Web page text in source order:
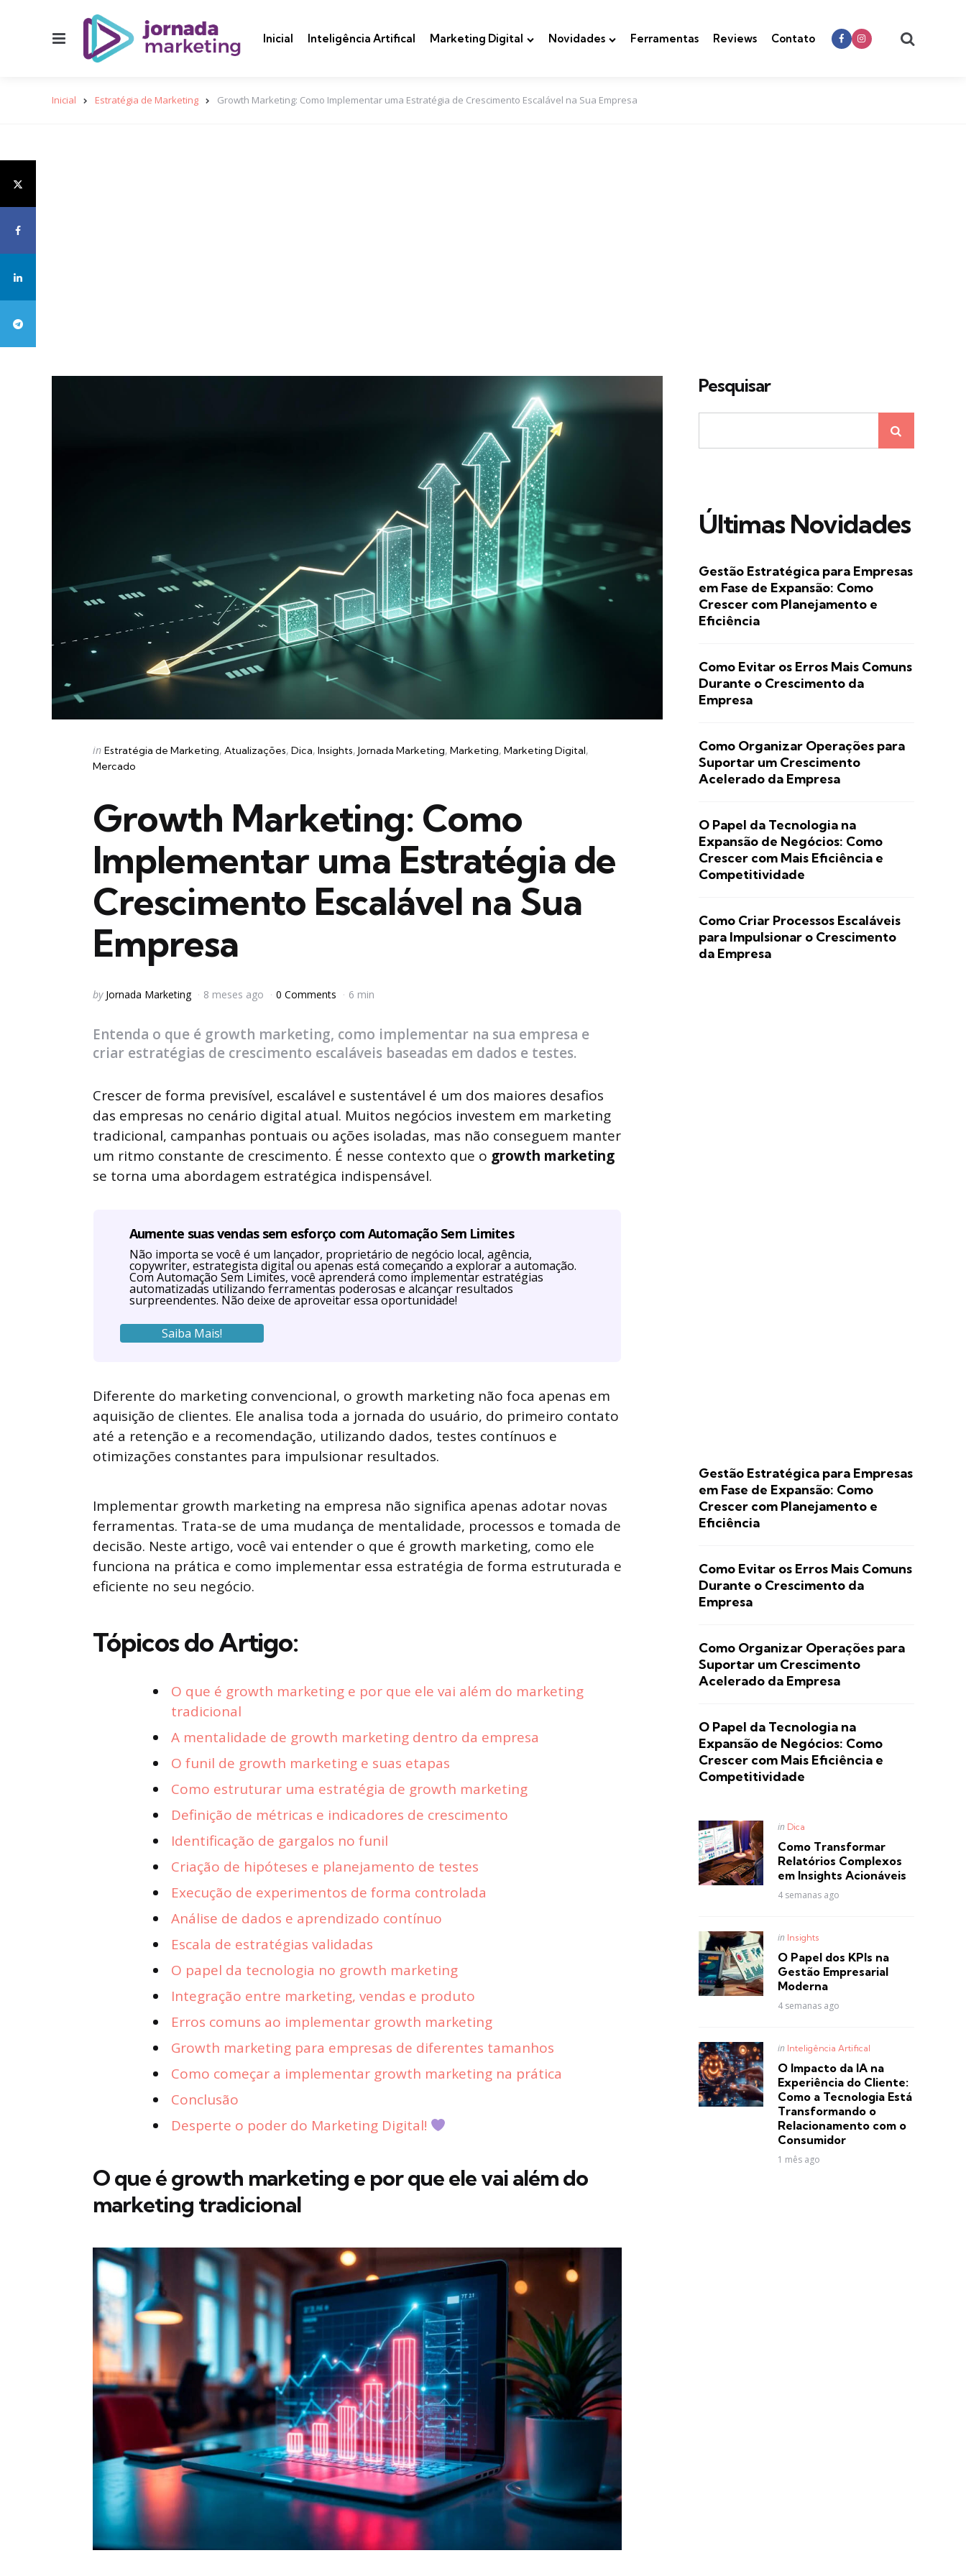
Inicial Inteligência Artifical Marketing Digital Novidades Ferramentas Reviews Contato
Inicial Estratégia de Marketing Growth Marketing: Como Implementar uma Estratégia de Crescimento Escalável na Sua Empresa
Categories
Posted
in
in Estratégia de Marketing Atualizações Dica Insights Jornada Marketing Marketing Marketing Digital
Mercado
Growth Marketing: Como
Implementar uma Estratégia de
Crescimento Escalável na Sua
Empresa
Posted
by Jornada Marketing 8 meses ago 0 Comments 6 min
Entenda o que é growth marketing, como implementar na sua empresa e
criar estratégias de crescimento escaláveis baseadas em dados e testes.
Crescer de forma previsível, escalável e sustentável é um dos maiores desafios
das empresas no cenário digital atual. Muitos negócios investem em marketing
tradicional, campanhas pontuais ou ações isoladas, mas não conseguem manter
um ritmo constante de crescimento. É nesse contexto que o growth marketing
se torna uma abordagem estratégica indispensável.
Aumente suas vendas sem esforço com Automação Sem Limites
Não importa se você é um lançador, proprietário de negócio local, agência,
copywriter, estrategista digital ou apenas está começando a explorar a automação.
Com Automação Sem Limites, você aprenderá como implementar estratégias
automatizadas utilizando ferramentas poderosas e alcançar resultados
surpreendentes. Não deixe de aproveitar essa oportunidade!
Saiba Mais!
Diferente do marketing convencional, o growth marketing não foca apenas em
aquisição de clientes. Ele analisa toda a jornada do usuário, do primeiro contato
até a retenção e a recomendação, utilizando dados, testes contínuos e
otimizações constantes para impulsionar resultados.
Implementar growth marketing na empresa não significa apenas adotar novas
ferramentas. Trata-se de uma mudança de mentalidade, processos e tomada de
decisão. Neste artigo, você vai entender o que é growth marketing, como ele
funciona na prática e como implementar essa estratégia de forma estruturada e
eficiente no seu negócio.
Tópicos do Artigo:
O que é growth marketing e por que ele vai além do marketing
tradicional
A mentalidade de growth marketing dentro da empresa
O funil de growth marketing e suas etapas
Como estruturar uma estratégia de growth marketing
Definição de métricas e indicadores de crescimento
Identificação de gargalos no funil
Criação de hipóteses e planejamento de testes
Execução de experimentos de forma controlada
Análise de dados e aprendizado contínuo
Escala de estratégias validadas
O papel da tecnologia no growth marketing
Integração entre marketing, vendas e produto
Erros comuns ao implementar growth marketing
Growth marketing para empresas de diferentes tamanhos
Como começar a implementar growth marketing na prática
Conclusão
Desperte o poder do Marketing Digital!
O que é growth marketing e por que ele vai além do
marketing tradicional
Pesquisar
Últimas Novidades
Gestão Estratégica para Empresas
em Fase de Expansão: Como
Crescer com Planejamento e
Eficiência
Como Evitar os Erros Mais Comuns
Durante o Crescimento da
Empresa
Como Organizar Operações para
Suportar um Crescimento
Acelerado da Empresa
O Papel da Tecnologia na
Expansão de Negócios: Como
Crescer com Mais Eficiência e
Competitividade
Como Criar Processos Escaláveis
para Impulsionar o Crescimento
da Empresa
Gestão Estratégica para Empresas
em Fase de Expansão: Como
Crescer com Planejamento e
Eficiência
Como Evitar os Erros Mais Comuns
Durante o Crescimento da
Empresa
Como Organizar Operações para
Suportar um Crescimento
Acelerado da Empresa
O Papel da Tecnologia na
Expansão de Negócios: Como
Crescer com Mais Eficiência e
Competitividade
Posted
in Dica
Como Transformar
Relatórios Complexos
em Insights Acionáveis
4 semanas ago
Posted
in Insights
O Papel dos KPIs na
Gestão Empresarial
Moderna
4 semanas ago
Posted
in Inteligência Artifical
O Impacto da IA na
Experiência do Cliente:
Como a Tecnologia Está
Transformando o
Relacionamento com o
Consumidor
1 mês ago